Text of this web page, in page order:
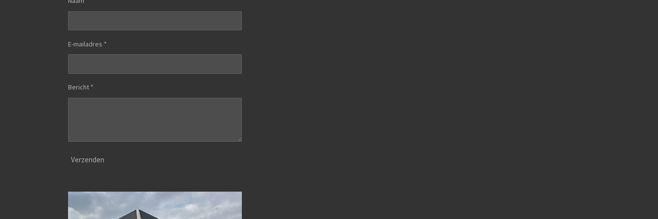
E-mailadres *
Bericht *
Verzenden